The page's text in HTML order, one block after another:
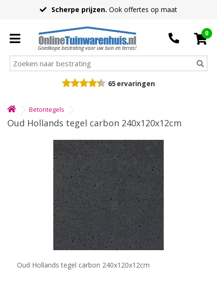
Scherpe prijzen. Ook offertes op maat
Goedkope bestrating voor uw tuin en terras!
0
65 ervaringen
Betontegels
Oud Hollands tegel carbon 240x120x12cm
Oud Hollands tegel carbon 240x120x12cm